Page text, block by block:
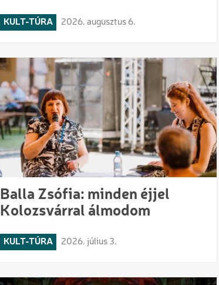
KULT-TÚRA 2026. augusztus 6.
Balla Zsófia: minden éjjel
Kolozsvárral álmodom
KULT-TÚRA 2026. július 3.